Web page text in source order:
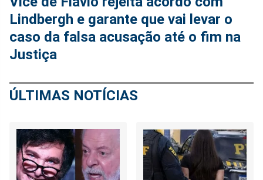
Lindbergh e garante que vai levar o
caso da falsa acusação até o fim na
Justiça
ÚLTIMAS NOTÍCIAS